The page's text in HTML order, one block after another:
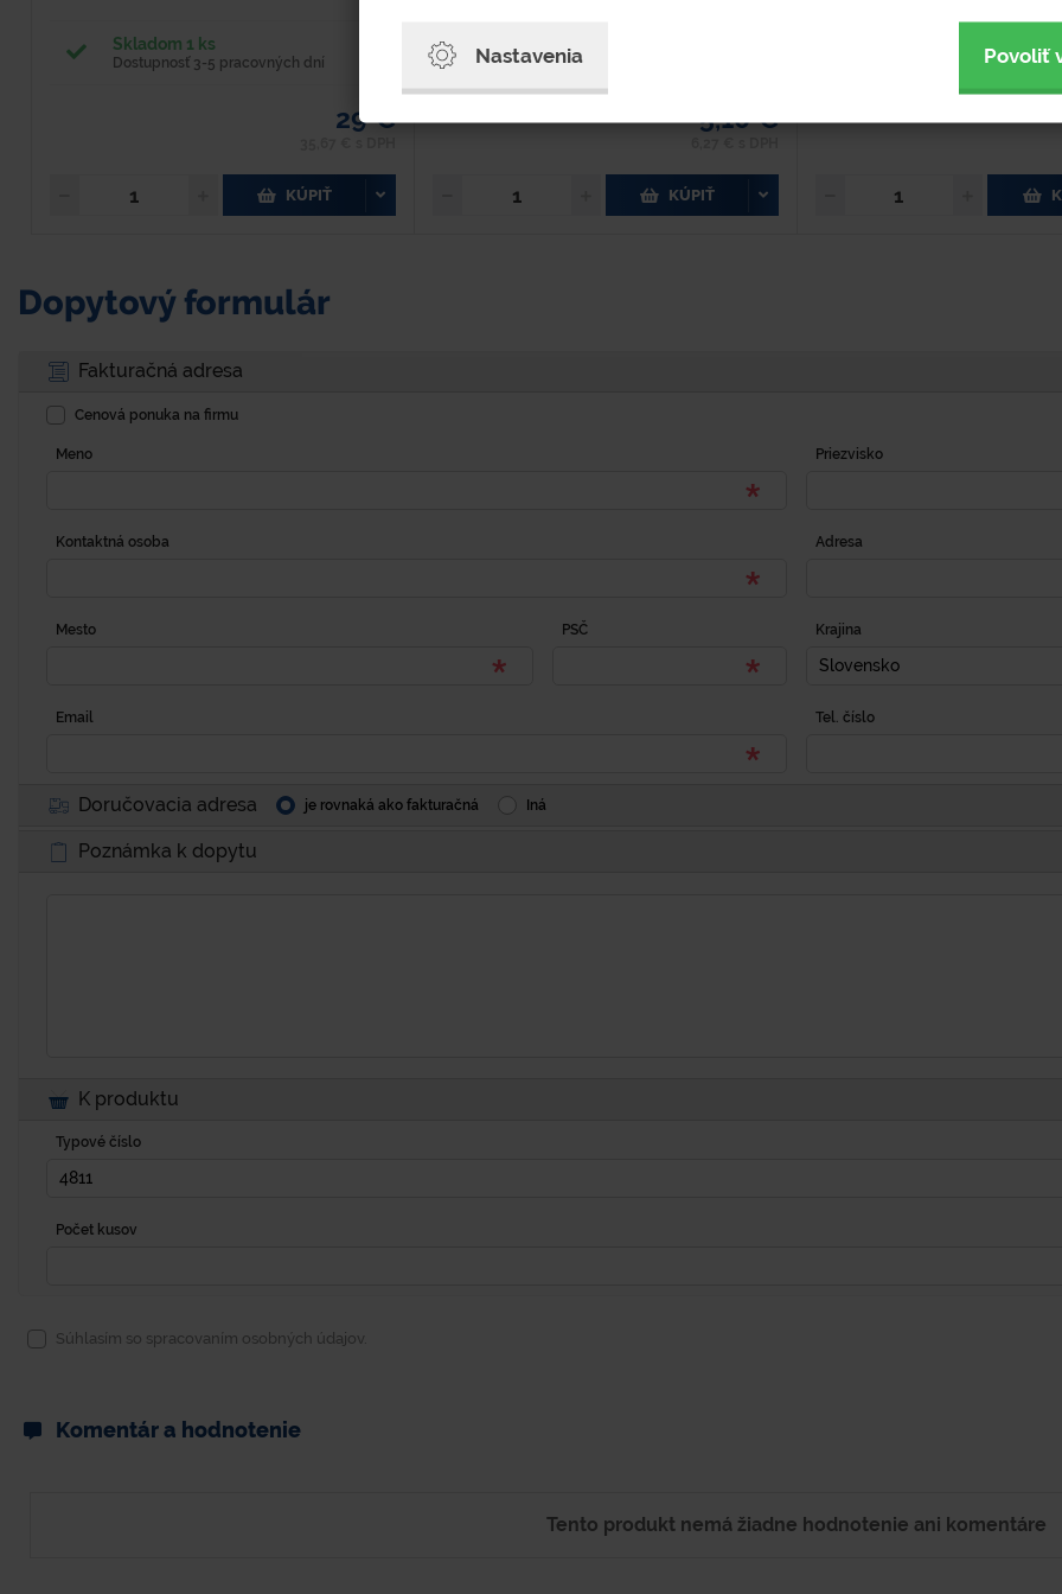
Skladom 1 ks
Dostupnosť 3-5 pracovných dní
29 €
KÚPIŤ
Dostupnosť 2-4 týždne
5,10 €
KÚPIŤ
Dostupnosť 2-4 týždne
Dopytový formulár
Fakturačná adresa
Cenová ponuka na firmu
Meno Priezvisko
Kontaktná osoba Adresa
Mesto PSČ Krajina
Slovensko
Email Tel. číslo
Doručovacia adresa je rovnaká ako fakturačná Iná
Poznámka k dopytu
K produktu
Typové číslo
Počet kusov
Súhlasím so spracovaním osobných údajov.
Komentár a hodnotenie
Tento produkt nemá žiadne hodnotenie ani komentáre
Nastavenia Povoliť